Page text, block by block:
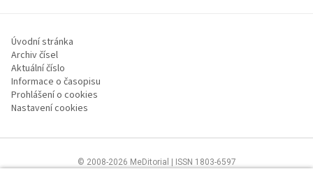
Úvodní stránka
Archiv čísel
Aktuální číslo
Informace o časopisu
Prohlášení o cookies
Nastavení cookies
© 2008-2026 MeDitorial | ISSN 1803-6597